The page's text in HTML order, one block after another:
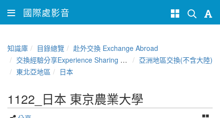
國際處影音
知識庫 目錄總覽
赴外交換 Exchange Abroad
交換經驗分享Experience Sharing of NCHU Exchange Program
亞洲地區交換(不含大陸)
東北亞地區
日本
1122_日本 東京農業大學